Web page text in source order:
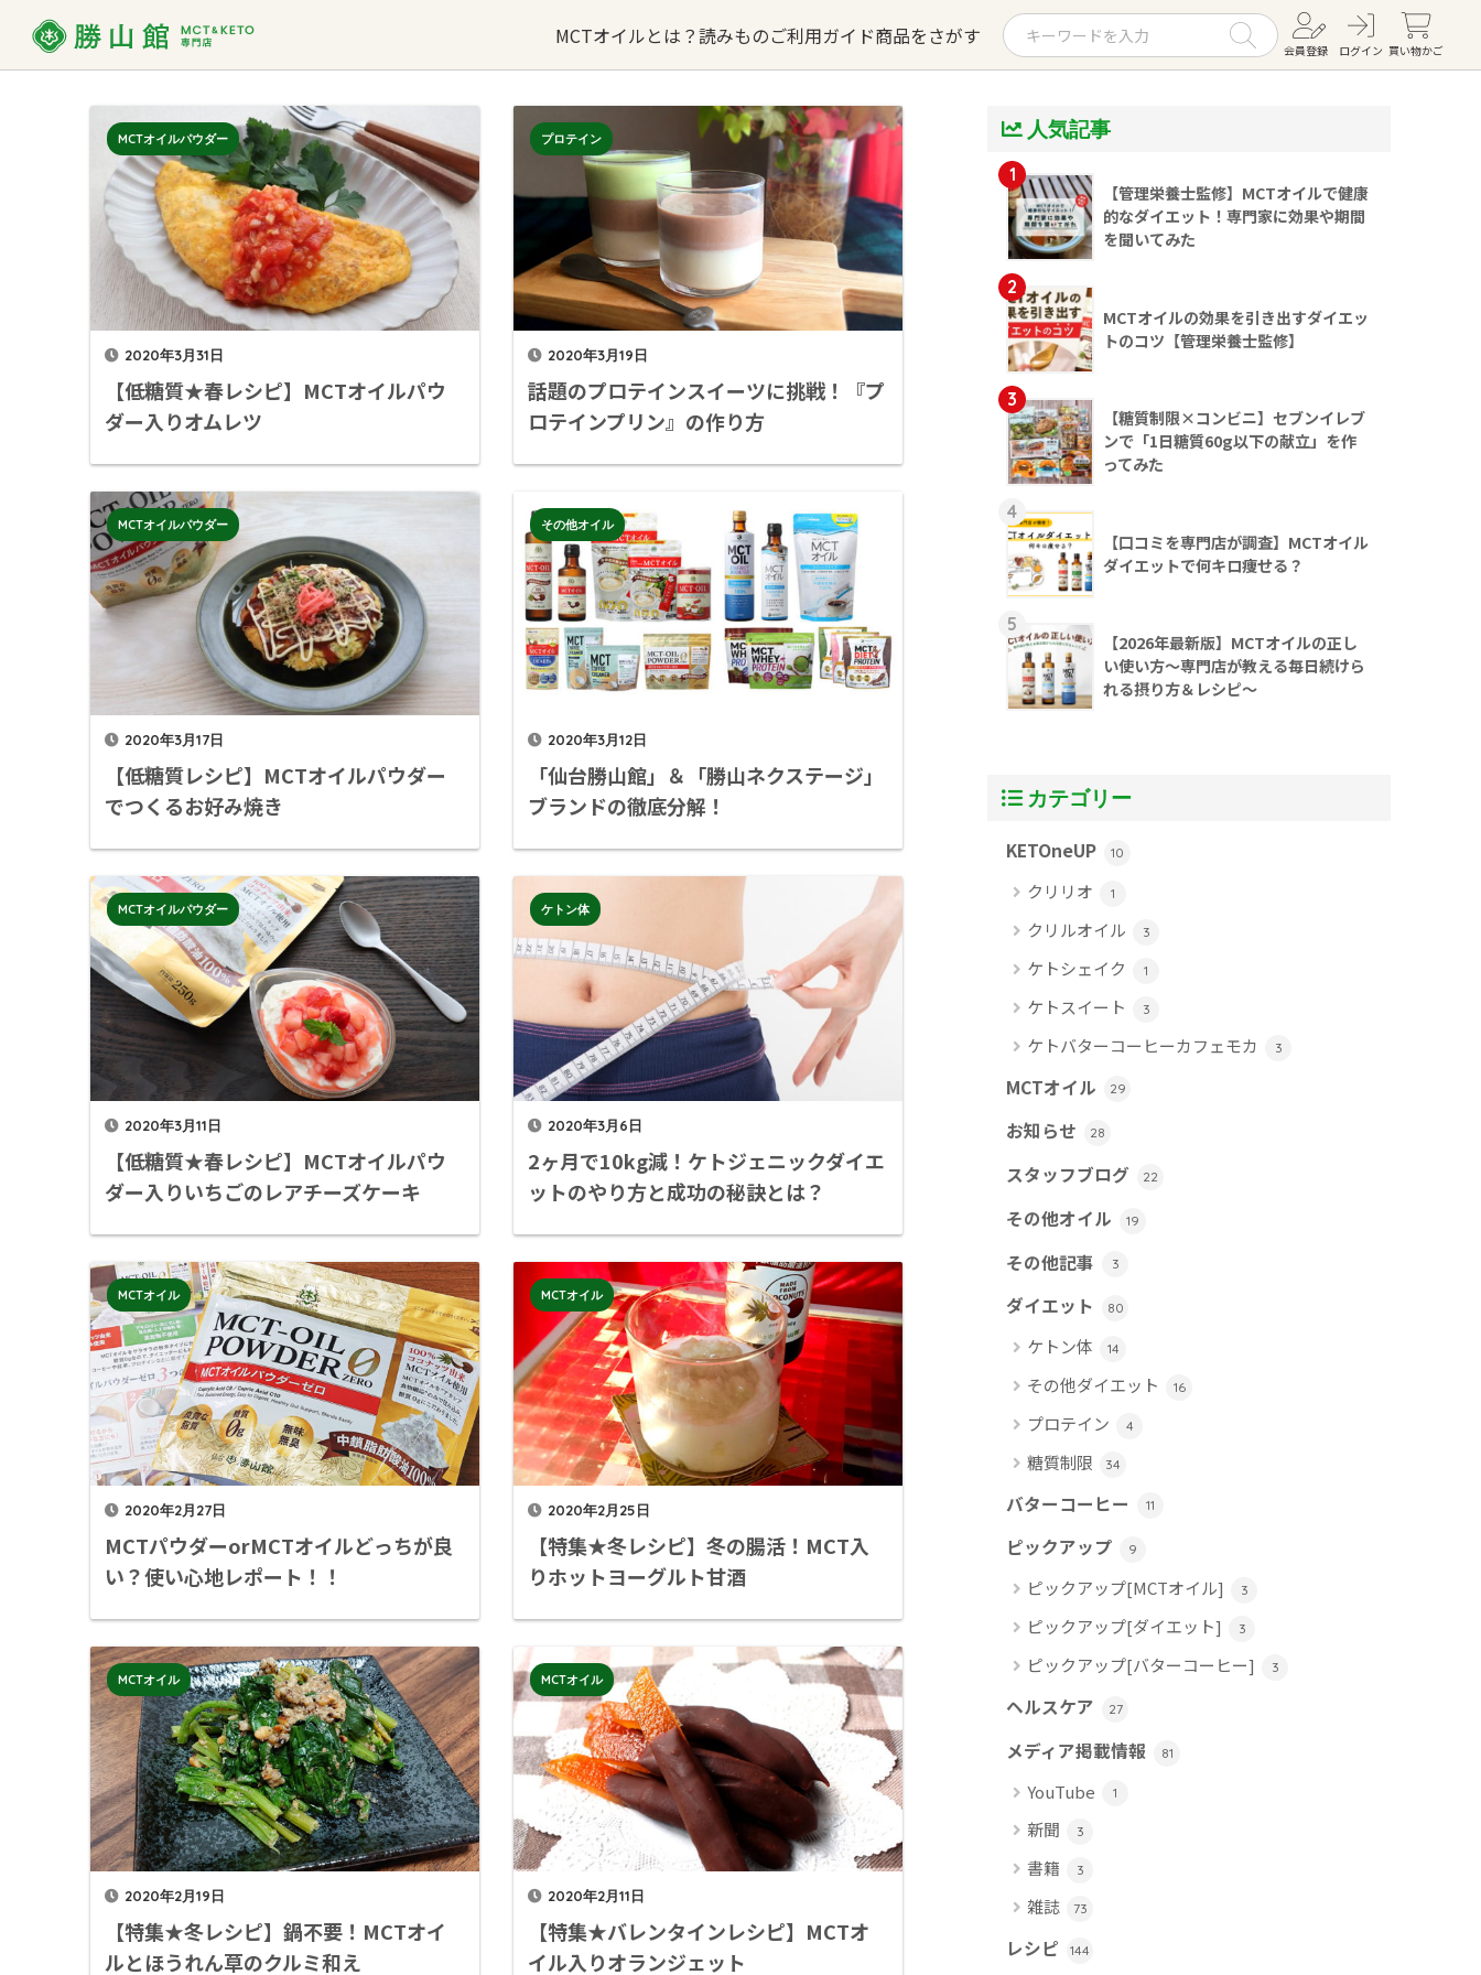
MCTオイルとは？
MCTオイルって？
MCTオイルの
使い方
MCTオイルが
できるまで
読みもの
ダイエット MCTオイル バターコーヒー
勝山館の想い SDGsへの取り組み MCTオイル誕生ストーリー お知らせ一覧
ご利用ガイド
お買い物ガイド よくあるご質問 お問い合わせ
取り扱い店舗一覧 法人様・卸業者様はこちら
商品をさがす
MCTオイル バターコーヒー KETOneUP KOMBUCHA
MCT入り
MCT
からだにいいもの
ギフトセット
すべての商品を見る
会員登録 ログイン 買い物かご
2020年3月31日
【低糖質★春レシピ】MCTオイルパウ
ダー入りオムレツ
MCTオイルパウダー
2020年3月19日
話題のプロテインスイーツに挑戦！『プ
ロテインプリン』の作り方
プロテイン
2020年3月17日
【低糖質レシピ】MCTオイルパウダー
でつくるお好み焼き
MCTオイルパウダー
2020年3月12日
「仙台勝山館」＆「勝山ネクステージ」
ブランドの徹底分解！
その他オイル
2020年3月11日
【低糖質★春レシピ】MCTオイルパウ
ダー入りいちごのレアチーズケーキ
MCTオイルパウダー
2020年3月6日
2ヶ月で10kg減！ケトジェニックダイエ
ットのやり方と成功の秘訣とは？
ケトン体
2020年2月27日
MCTパウダーorMCTオイルどっちが良
い？使い心地レポート！！
MCTオイル
2020年2月25日
【特集★冬レシピ】冬の腸活！MCT入
りホットヨーグルト甘酒
MCTオイル
2020年2月19日
【特集★冬レシピ】鍋不要！MCTオイ
ルとほうれん草のクルミ和え
MCTオイル
2020年2月11日
【特集★バレンタインレシピ】MCTオ
イル入りオランジェット
MCTオイル
人気記事
1
【管理栄養士監修】MCTオイルで健康
的なダイエット！専門家に効果や期間
を聞いてみた
2
MCTオイルの効果を引き出すダイエッ
トのコツ【管理栄養士監修】
3
【糖質制限×コンビニ】セブンイレブ
ンで「1日糖質60g以下の献立」を作
ってみた
4
【口コミを専門店が調査】MCTオイル
ダイエットで何キロ痩せる？
5
【2026年最新版】MCTオイルの正し
い使い方～専門店が教える毎日続けら
れる摂り方＆レシピ～
カテゴリー
KETOneUP 10
クリリオ 1
クリルオイル 3
ケトシェイク 1
ケトスイート 3
ケトバターコーヒーカフェモカ 3
MCTオイル 29
お知らせ 28
スタッフブログ 22
その他オイル 19
その他記事 3
ダイエット 80
ケトン体 14
その他ダイエット 16
プロテイン 4
糖質制限 34
バターコーヒー 11
ピックアップ 9
ピックアップ[MCTオイル] 3
ピックアップ[ダイエット] 3
ピックアップ[バターコーヒー] 3
ヘルスケア 27
メディア掲載情報 81
YouTube 1
新聞 3
書籍 3
雑誌 73
レシピ 144